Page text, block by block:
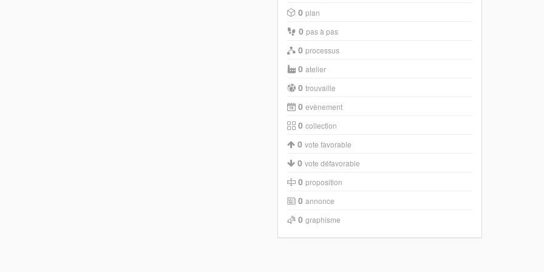
0 plan
0 pas à pas
0 processus
0 atelier
0 trouvaille
0 evènement
0 collection
0 vote favorable
0 vote défavorable
0 proposition
0 annonce
0 graphisme